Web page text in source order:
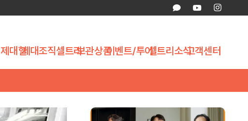
제대혈제대조직셀트리보관상품이벤트/투어셀트리소식고객센터